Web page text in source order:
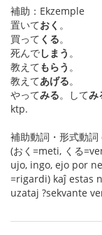
補助：Ekzemple
置いておく 。
買って くる。
死んでしまう 。
教えてもらう 。
教えてあげる。
やってみる。してみ
ktp.
補助動詞・形式動
(おく=meti, くる
ujo, ingo, ejo por
=rigardi) kaĵ estas
uzataj ?sekvante